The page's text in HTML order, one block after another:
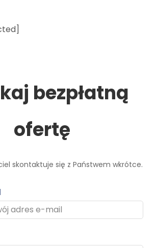
bezpłatną
ofertę
skontaktuje się z Państwem wkrótce.